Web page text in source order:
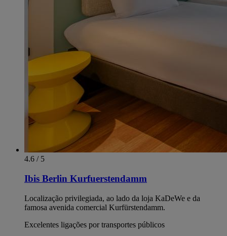
4.6 / 5
Ibis Berlin Kurfuerstendamm
Localização privilegiada, ao lado da loja KaDeWe e da
famosa avenida comercial Kurfürstendamm.
Excelentes ligações por transportes públicos